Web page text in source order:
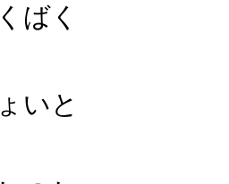
ばく
いと